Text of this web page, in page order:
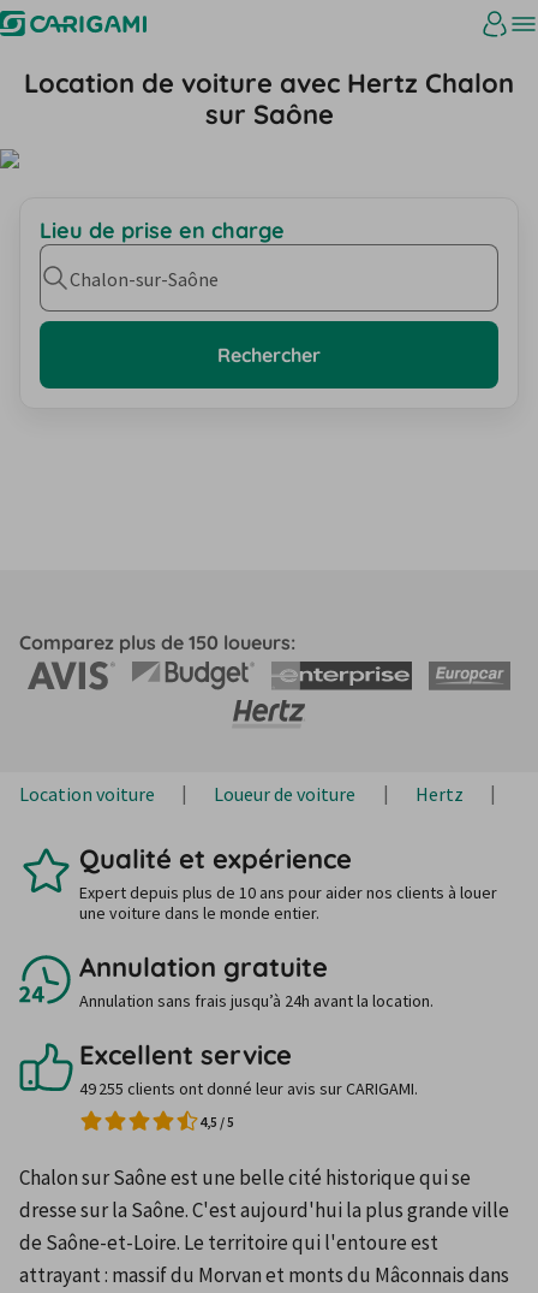
Location de voiture avec Hertz Chalon
sur Saône
Lieu de prise en charge
Chalon-sur-Saône
Rechercher
Comparez plus de 150 loueurs:
Location voiture Loueur de voiture Hertz
Qualité et expérience
Expert depuis plus de 10 ans pour aider nos clients à louer
une voiture dans le monde entier.
Annulation gratuite
Annulation sans frais jusqu’à 24h avant la location.
Excellent service
49 255 clients ont donné leur avis sur CARIGAMI.
4,5 /5
Chalon sur Saône est une belle cité historique qui se
dresse sur la Saône. C'est aujourd'hui la plus grande ville
de Saône-et-Loire. Le territoire qui l'entoure est
attrayant : massif du Morvan et monts du Mâconnais dans